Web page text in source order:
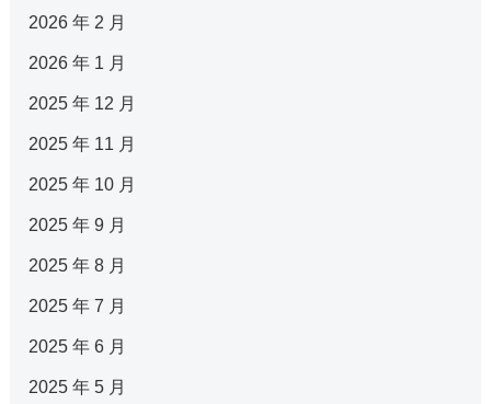
2026 年 2 月
2026 年 1 月
2025 年 12 月
2025 年 11 月
2025 年 10 月
2025 年 9 月
2025 年 8 月
2025 年 7 月
2025 年 6 月
2025 年 5 月